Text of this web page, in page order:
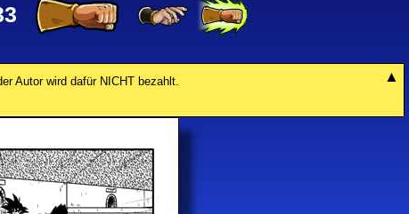
Autor wird dafür NICHT bezahlt.